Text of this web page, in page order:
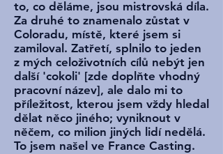
to, co děláme, jsou mistrovská díla.
Za druhé to znamenalo zůstat v
Coloradu, místě, které jsem si
zamiloval. Zatřetí, splnilo to jeden
z mých celoživotních cílů nebýt jen
další 'cokoli' [zde doplňte vhodný
pracovní název], ale dalo mi to
příležitost, kterou jsem vždy hledal
dělat něco jiného; vyniknout v
něčem, co milion jiných lidí nedělá.
To jsem našel ve France Casting.